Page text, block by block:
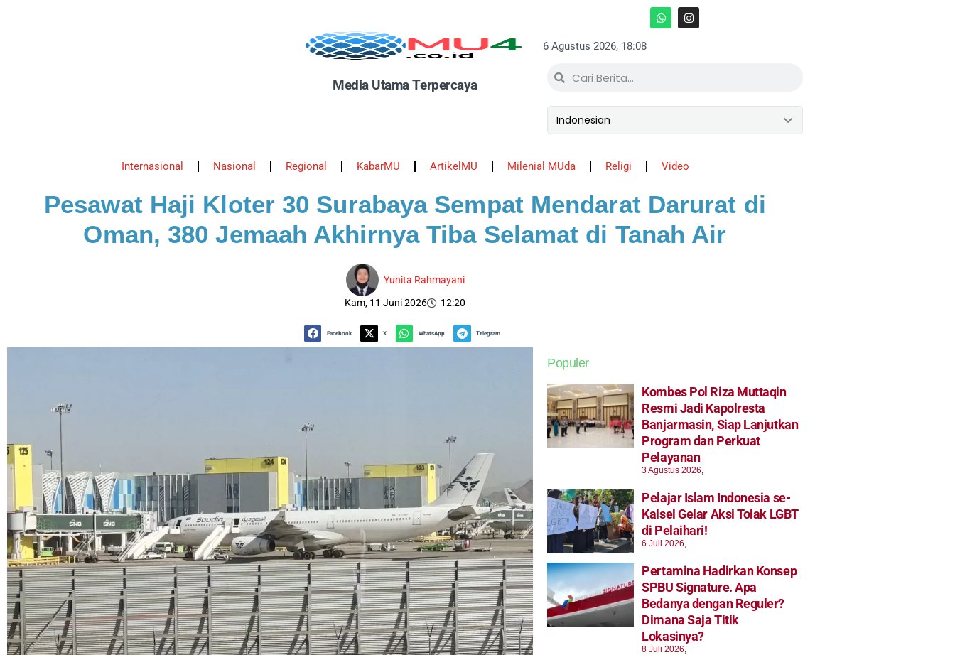
Media Utama Terpercaya
6 Agustus 2026, 18:08
Internasional Nasional Regional KabarMU ArtikelMU Milenial MUda Religi Video
Pesawat Haji Kloter 30 Surabaya Sempat Mendarat Darurat di
Oman, 380 Jemaah Akhirnya Tiba Selamat di Tanah Air
Yunita Rahmayani
Kam, 11 Juni 2026 12:20
Facebook X WhatsApp Telegram
Populer
Kombes Pol Riza Muttaqin
Resmi Jadi Kapolresta
Banjarmasin, Siap Lanjutkan
Program dan Perkuat
Pelayanan
3 Agustus 2026,
Pelajar Islam Indonesia se-
Kalsel Gelar Aksi Tolak LGBT
di Pelaihari!
6 Juli 2026,
Pertamina Hadirkan Konsep
SPBU Signature. Apa
Bedanya dengan Reguler?
Dimana Saja Titik
Lokasinya?
8 Juli 2026,